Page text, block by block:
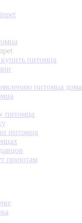
питомца
питомца дома
питомца
питомца
приютам